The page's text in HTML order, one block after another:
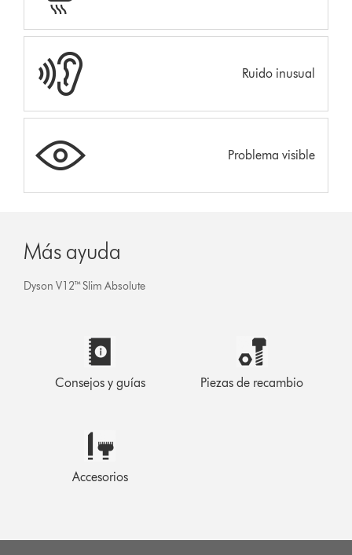
Ruido inusual
Problema visible
Más ayuda
Dyson V12™ Slim Absolute
Consejos y guías Piezas de recambio
Accesorios